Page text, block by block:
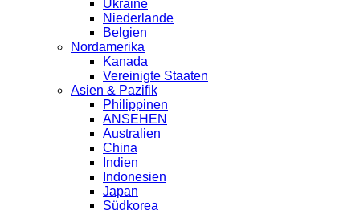
Ukraine
Niederlande
Belgien
Nordamerika
Kanada
Vereinigte Staaten
Asien & Pazifik
Philippinen
ANSEHEN
Australien
China
Indien
Indonesien
Japan
Südkorea